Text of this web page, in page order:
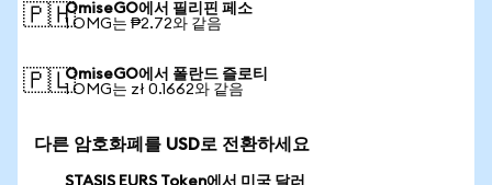
🇵🇭OmiseGO에서 필리핀 페소
1 OMG는 ₱2.72와 같음
🇵🇱OmiseGO에서 폴란드 즐로티
1 OMG는 zł 0.1662와 같음
다른 암호화폐를 USD로 전환하세요
STASIS EURS Token에서 미국 달러